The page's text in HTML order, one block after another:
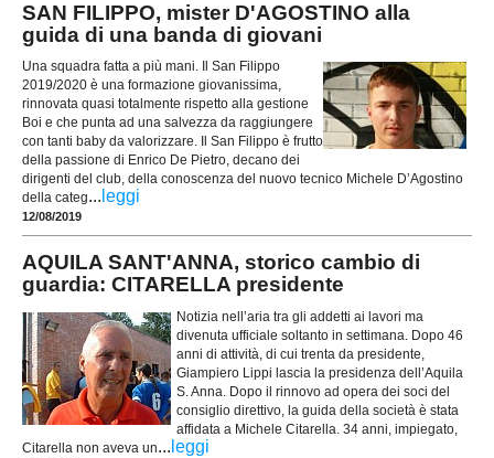
SAN FILIPPO, mister D'AGOSTINO alla
guida di una banda di giovani
Una squadra fatta a più mani. Il San Filippo
2019/2020 è una formazione giovanissima,
rinnovata quasi totalmente rispetto alla gestione
Boi e che punta ad una salvezza da raggiungere
con tanti baby da valorizzare. Il San Filippo è frutto
della passione di Enrico De Pietro, decano dei
dirigenti del club, della conoscenza del nuovo tecnico Michele D’Agostino
della categ... leggi
12/08/2019
AQUILA SANT'ANNA, storico cambio di
guardia: CITARELLA presidente
Notizia nell’aria tra gli addetti ai lavori ma
divenuta ufficiale soltanto in settimana. Dopo 46
anni di attività, di cui trenta da presidente,
Giampiero Lippi lascia la presidenza dell’Aquila
S. Anna. Dopo il rinnovo ad opera dei soci del
consiglio direttivo, la guida della società è stata
affidata a Michele Citarella. 34 anni, impiegato,
Citarella non aveva un... leggi